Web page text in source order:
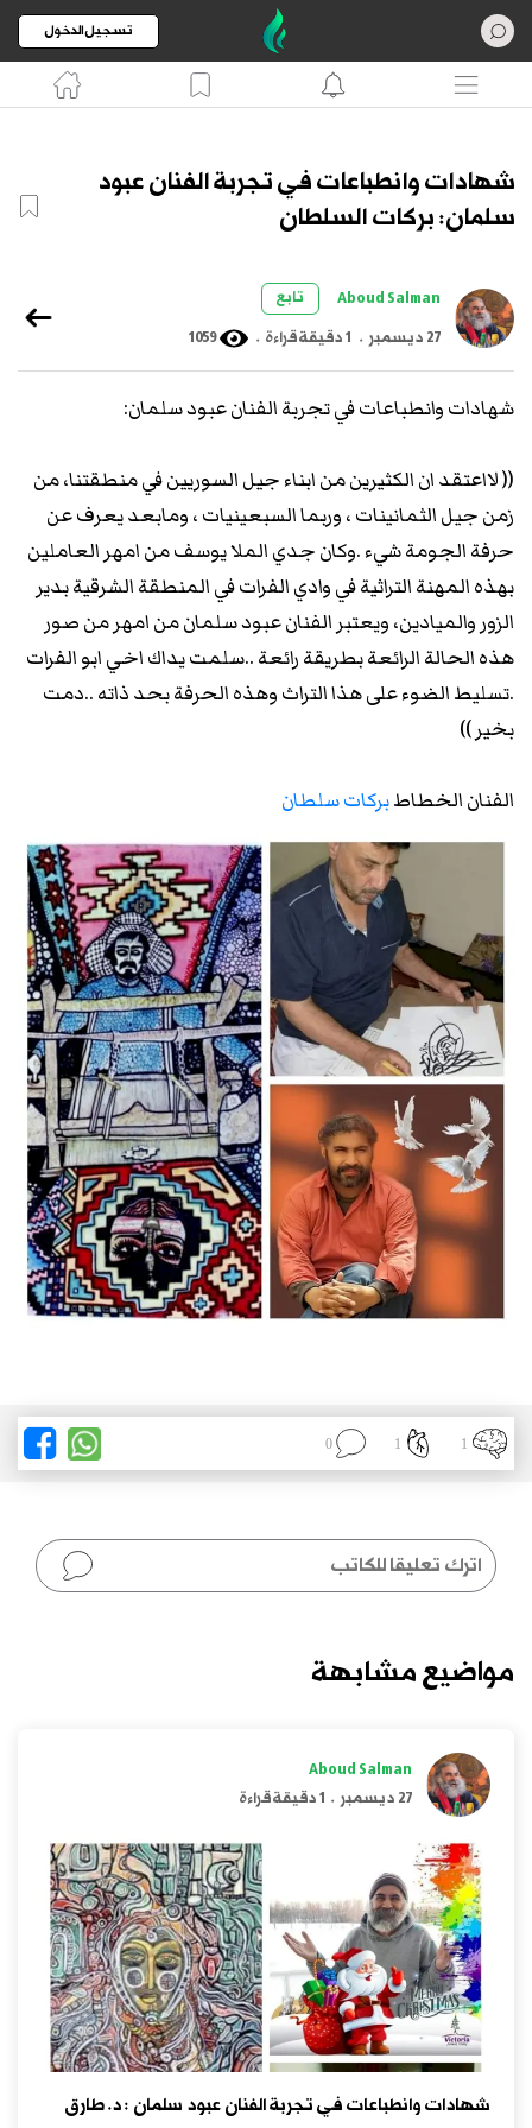
تسجيل الدخول
شهادات وانطباعات في تجربة الفنان عبود
سلمان: بركات السلطان
Aboud Salman
تابع
27 ديسمبر
. 1 دقيقة قراءة .
1059
شهادات وانطباعات في تجربة الفنان عبود سلمان:
(( ﻻاعتقد ان الكثيرين من ابناء جيل السوريين في منطقتنا، من
زمن جيل الثمانينات ، وربما السبعينيات ، ومابعد يعرف عن
حرفة الجومة شيء .وكان جدي الملا يوسف من امهر العاملين
بهذه المهنة التراثية في وادي الفرات في المنطقة الشرقية بدير
الزور والميادين، ويعتبر الفنان عبود سلمان من امهر من صور
هذه الحالة الرائعة بطريقة رائعة ..سلمت يداك اخي ابو الفرات
.تسليط الضوء على هذا التراث وهذه الحرفة بحد ذاته ..دمت
بخير ))
الفنان الخطاطبركات سلطان
1
1
0
مواضيع مشابهة
Aboud Salman
27 ديسمبر
. 1 دقيقة قراءة
شهادات وانطباعات في تجربة الفنان عبود سلمان : د. طارق